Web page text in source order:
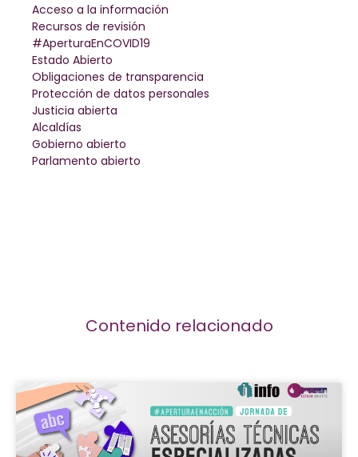
Acceso a la información
Recursos de revisión
#AperturaEnCOVID19
Estado Abierto
Obligaciones de transparencia
Protección de datos personales
Justicia abierta
Alcaldías
Gobierno abierto
Parlamento abierto
Contenido relacionado